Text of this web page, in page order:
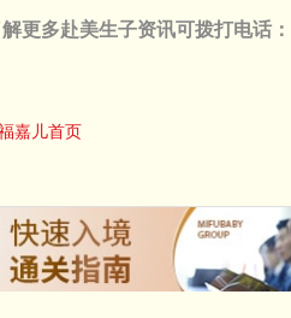
更多赴美生子资讯可拨打电话：
福嘉儿首页